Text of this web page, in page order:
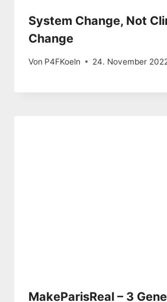
System Change, Not
Change
Von P4FKoeln 24. November
MakeParisReal – 3